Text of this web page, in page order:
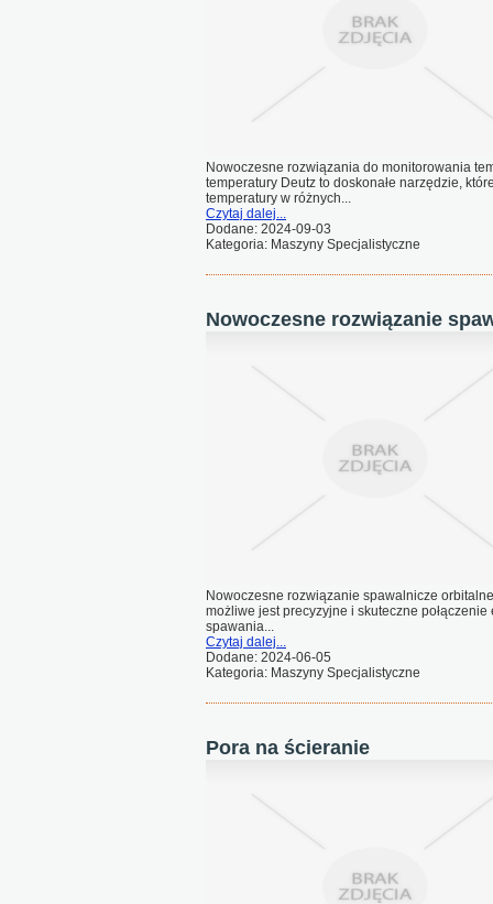
Nowoczesne rozwiązania do monitorowania
temperatury Deutz to doskonałe narzędzie,
temperatury w różnych...
Czytaj dalej...
Dodane: 2024-09-03
Kategoria: Maszyny Specjalistyczne
Nowoczesne rozwiązanie
Nowoczesne rozwiązanie spawalnicze
możliwe jest precyzyjne i skuteczne
spawania...
Czytaj dalej...
Dodane: 2024-06-05
Kategoria: Maszyny Specjalistyczne
Pora na ścieranie